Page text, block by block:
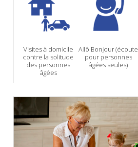
Visites à domicile
contre la solitude
des personnes
âgées
Allô Bonjour (écoute
pour personnes
âgées seules)